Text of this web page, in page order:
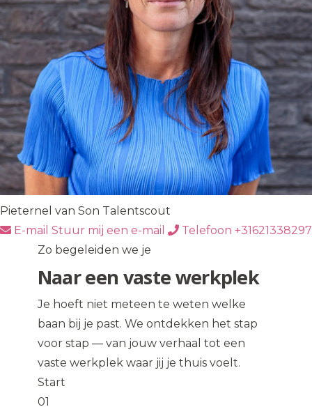
Pieternel van Son Talentscout
E-mail Stuur mij een e-mail Telefoon +31621338297
Zo begeleiden we je
Naar een vaste werkplek
Je hoeft niet meteen te weten welke
baan bij je past. We ontdekken het stap
voor stap — van jouw verhaal tot een
vaste werkplek waar jij je thuis voelt.
Start
01